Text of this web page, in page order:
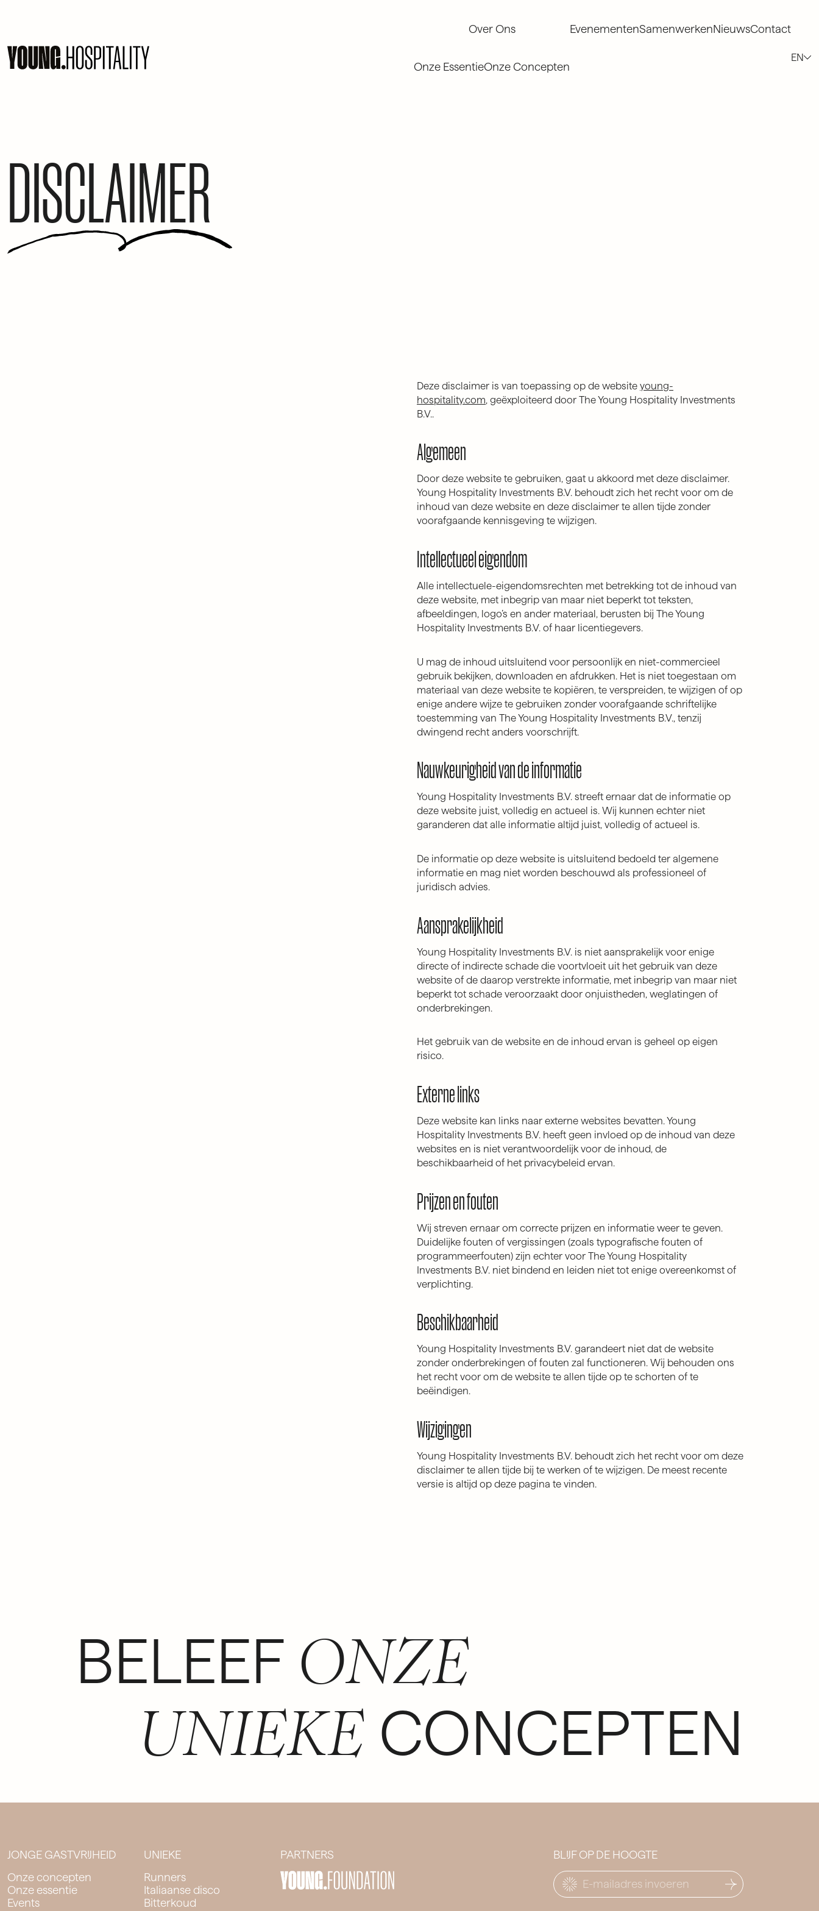
Over Ons
Onze EssentieOnze Concepten
EvenementenSamenwerkenNieuwsContact
EN
DISCLAIMER
Deze disclaimer is van toepassing op de website young-
hospitality.com , geëxploiteerd door The Young Hospitality Investments
B.V..
Algemeen
Door deze website te gebruiken, gaat u akkoord met deze disclaimer.
Young Hospitality Investments B.V. behoudt zich het recht voor om de
inhoud van deze website en deze disclaimer te allen tijde zonder
voorafgaande kennisgeving te wijzigen.
Intellectueel eigendom
Alle intellectuele-eigendomsrechten met betrekking tot de inhoud van
deze website, met inbegrip van maar niet beperkt tot teksten,
afbeeldingen, logo’s en ander materiaal, berusten bij The Young
Hospitality Investments B.V. of haar licentiegevers.
U mag de inhoud uitsluitend voor persoonlijk en niet-commercieel
gebruik bekijken, downloaden en afdrukken. Het is niet toegestaan om
materiaal van deze website te kopiëren, te verspreiden, te wijzigen of op
enige andere wijze te gebruiken zonder voorafgaande schriftelijke
toestemming van The Young Hospitality Investments B.V., tenzij
dwingend recht anders voorschrijft.
Nauwkeurigheid van de informatie
Young Hospitality Investments B.V. streeft ernaar dat de informatie op
deze website juist, volledig en actueel is. Wij kunnen echter niet
garanderen dat alle informatie altijd juist, volledig of actueel is.
De informatie op deze website is uitsluitend bedoeld ter algemene
informatie en mag niet worden beschouwd als professioneel of
juridisch advies.
Aansprakelijkheid
Young Hospitality Investments B.V. is niet aansprakelijk voor enige
directe of indirecte schade die voortvloeit uit het gebruik van deze
website of de daarop verstrekte informatie, met inbegrip van maar niet
beperkt tot schade veroorzaakt door onjuistheden, weglatingen of
onderbrekingen.
Het gebruik van de website en de inhoud ervan is geheel op eigen
risico.
Externe links
Deze website kan links naar externe websites bevatten. Young
Hospitality Investments B.V. heeft geen invloed op de inhoud van deze
websites en is niet verantwoordelijk voor de inhoud, de
beschikbaarheid of het privacybeleid ervan.
Prijzen en fouten
Wij streven ernaar om correcte prijzen en informatie weer te geven.
Duidelijke fouten of vergissingen (zoals typografische fouten of
programmeerfouten) zijn echter voor The Young Hospitality
Investments B.V. niet bindend en leiden niet tot enige overeenkomst of
verplichting.
Beschikbaarheid
Young Hospitality Investments B.V. garandeert niet dat de website
zonder onderbrekingen of fouten zal functioneren. Wij behouden ons
het recht voor om de website te allen tijde op te schorten of te
beëindigen.
Wijzigingen
Young Hospitality Investments B.V. behoudt zich het recht voor om deze
disclaimer te allen tijde bij te werken of te wijzigen. De meest recente
versie is altijd op deze pagina te vinden.
BELEEF ONZE
UNIEKE CONCEPTEN
JONGE GASTVRIJHEID
Onze concepten
Onze essentie
Events
UNIEKE
Runners
Italiaanse disco
Bitterkoud
PARTNERS
BLIJF OP DE HOOGTE
E-mail*